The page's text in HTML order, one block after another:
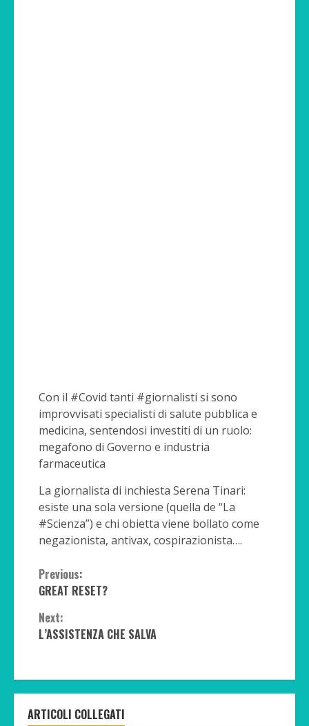
Con il #Covid tanti #giornalisti si sono
improvvisati specialisti di salute pubblica e
medicina, sentendosi investiti di un ruolo:
megafono di Governo e industria
farmaceutica
La giornalista di inchiesta Serena Tinari:
esiste una sola versione (quella de “La
#Scienza”) e chi obietta viene bollato come
negazionista, antivax, cospirazionista….
Continue
Reading
Previous:
GREAT RESET?
Next:
L’ASSISTENZA CHE SALVA
ARTICOLI COLLEGATI